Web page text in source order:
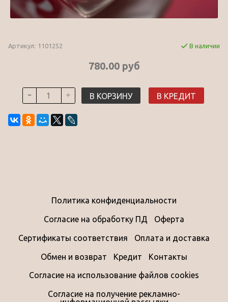
Артикул: 1101252 В наличии
780.00 руб
В КОРЗИНУ В КРЕДИТ
Политика конфиденциальности
Согласие на обработку ПД Оферта
Сертификаты соответствия Оплата и доставка
Обмен и возврат Кредит Контакты
Согласие на использование файлов cookies
Согласие на получение рекламно-